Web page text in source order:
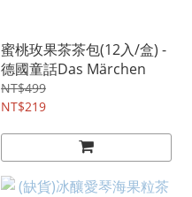
蜜桃玫果茶茶包(12入/盒) -
德國童話Das Märchen
NT$499
NT$219